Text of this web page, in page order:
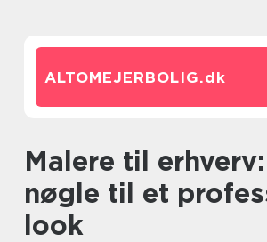
ALTOMEJERBOLIG.dk
Malere til erhverv: En
nøgle til et
look